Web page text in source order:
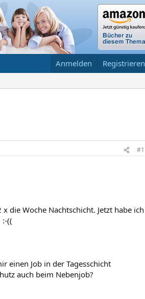
Anmelden Registrieren
#1
die Woche Nachtschicht. Jetzt habe ich
((
einen Job in der Tagesschicht
auch beim Nebenjob?